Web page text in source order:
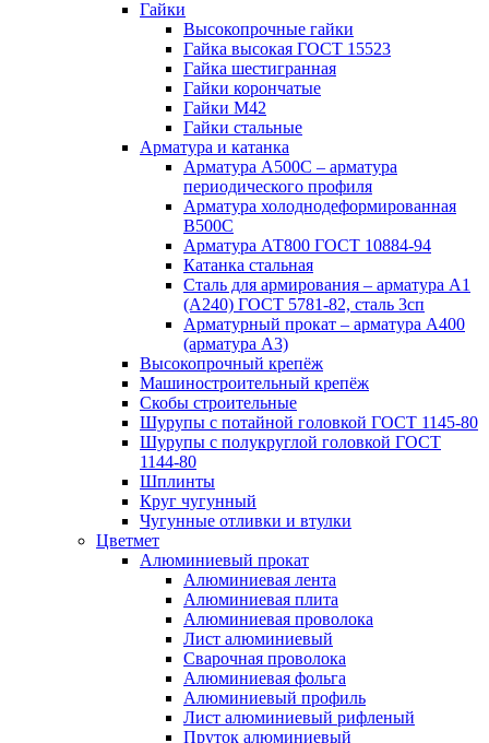
Гайки
Высокопрочные гайки
Гайка высокая ГОСТ 15523
Гайка шестигранная
Гайки корончатые
Гайки М42
Гайки стальные
Арматура и катанка
Арматура А500С – арматура
периодического профиля
Арматура холоднодеформированная
В500С
Арматура АТ800 ГОСТ 10884-94
Катанка стальная
Сталь для армирования – арматура А1
(А240) ГОСТ 5781-82, сталь 3сп
Арматурный прокат – арматура А400
(арматура А3)
Высокопрочный крепёж
Машиностроительный крепёж
Скобы строительные
Шурупы с потайной головкой ГОСТ 1145-80
Шурупы с полукруглой головкой ГОСТ
1144-80
Шплинты
Круг чугунный
Чугунные отливки и втулки
Цветмет
Алюминиевый прокат
Алюминиевая лента
Алюминиевая плита
Алюминиевая проволока
Лист алюминиевый
Сварочная проволока
Алюминиевая фольга
Алюминиевый профиль
Лист алюминиевый рифленый
Пруток алюминиевый